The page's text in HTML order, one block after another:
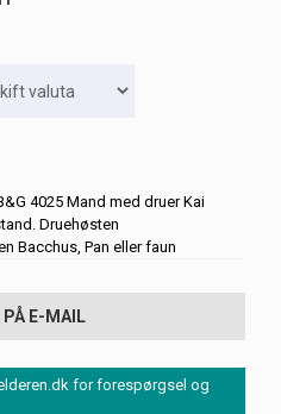
4025 Mand med druer Kai
Druehøsten
Bacchus, Pan eller faun
PÅ E-MAIL
for forespørgsel og